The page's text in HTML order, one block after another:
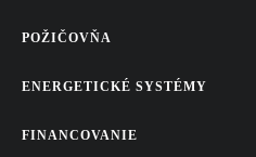
POŽIČOVŇA
ENERGETICKÉ SYSTÉMY
FINANCOVANIE